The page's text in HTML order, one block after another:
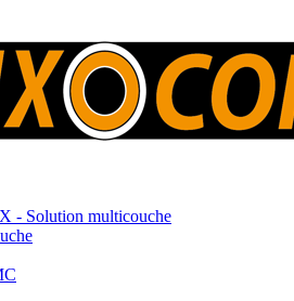
- Solution multicouche